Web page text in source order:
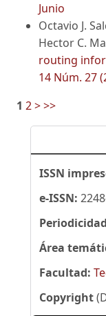
Junio
Octavio J.
Hector C.
routing
14 Núm. 27
1 2>>>
ISSN
e-ISSN:
Área
Facultad:
Copyright